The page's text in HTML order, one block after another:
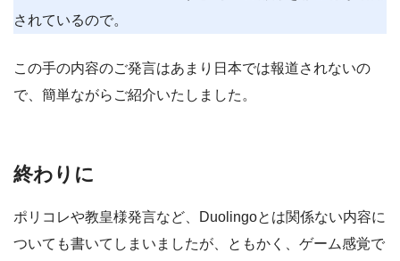
されているので。
この手の内容のご発言はあまり日本では報道されないの
で、簡単ながらご紹介いたしました。
終わりに
ポリコレや教皇様発言など、Duolingoとは関係ない内容に
ついても書いてしまいましたが、ともかく、ゲーム感覚で